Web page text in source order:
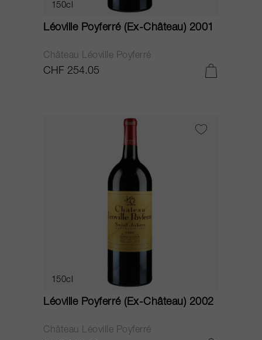
150cl
Léoville Poyferré (Ex-Château) 2001
Château Léoville Poyferré
CHF 254.05
150cl
Léoville Poyferré (Ex-Château) 2002
Château Léoville Poyferré